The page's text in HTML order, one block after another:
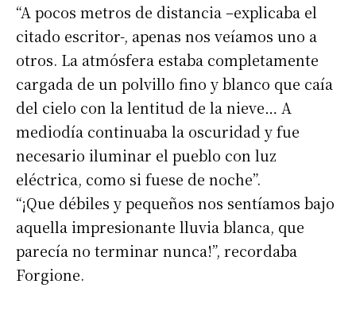
Apellidos
Número de teléfono
“A pocos metros de distancia –explicaba el
citado escritor-, apenas nos veíamos uno a
otros. La atmósfera estaba completamente
cargada de un polvillo fino y blanco que caía
del cielo con la lentitud de la nieve… A
mediodía continuaba la oscuridad y fue
necesario iluminar el pueblo con luz
eléctrica, como si fuese de noche”.
“¡Que débiles y pequeños nos sentíamos bajo
aquella impresionante lluvia blanca, que
parecía no terminar nunca!”, recordaba
Forgione.